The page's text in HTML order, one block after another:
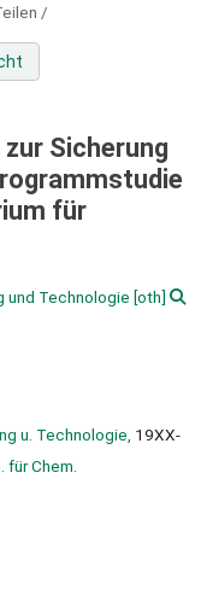
/
Sicherung
für
und Technologie [oth]
u. Technologie, 19XX-
für Chem.